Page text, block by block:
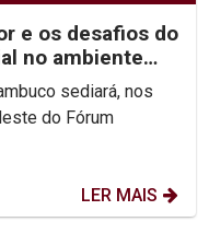
e os desafios do
no ambiente
sediará, nos
do Fórum
LER MAIS